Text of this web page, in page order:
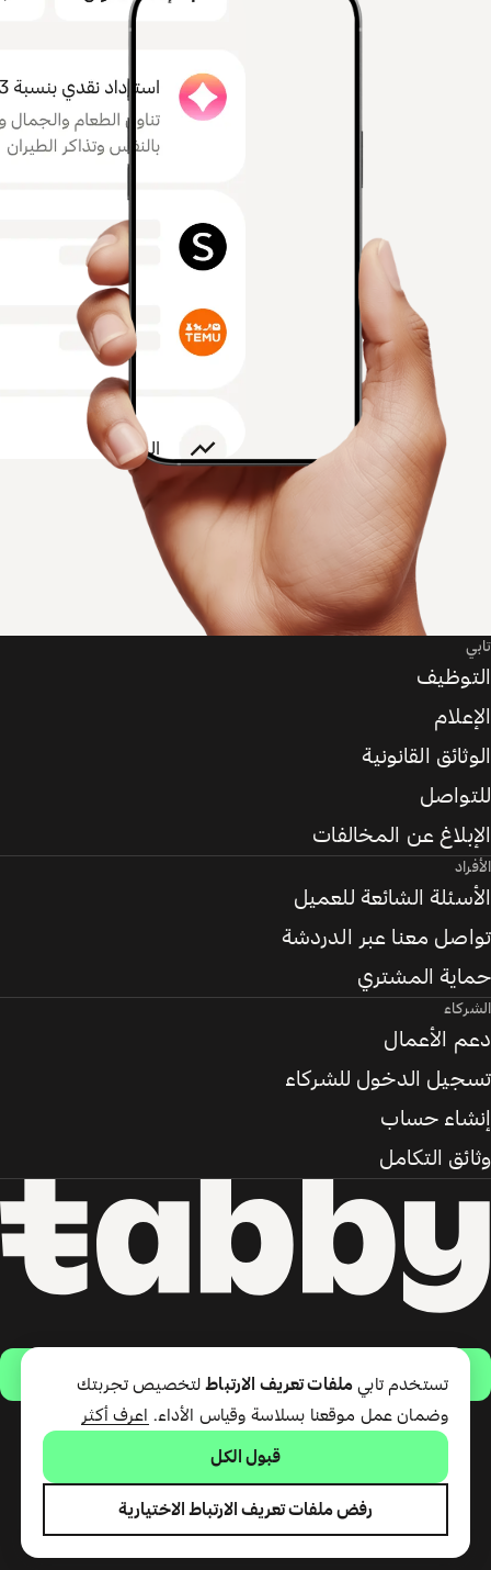
حمّل التطبيق
تقدّم شركة تابي ذ.م.م خدمة الدفع
لاحقًا وبطاقة تابي (ائتمان قصير
الأجل). تقدّم شركة تابي للمدفوعات
ذ.م.م المرخصة من مصرف الإمارات
تابي
التوظيف
الإعلام
الوثائق القانونية
للتواصل
الإبلاغ عن المخالفات
الأفراد
الأسئلة الشائعة للعميل
تواصل معنا عبر الدردشة
حماية المشتري
الشركاء
دعم الأعمال
تسجيل الدخول للشركاء
إنشاء حساب
وثائق التكامل
تستخدم تابي ملفات تعريف الارتباطلتخصيص تجربتك
وضمان عمل موقعنا بسلاسة وقياس الأداء.
اعرف أكثر
قبول الكل
رفض ملفات تعريف الارتباط الاختيارية